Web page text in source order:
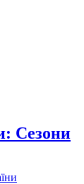
Сезони